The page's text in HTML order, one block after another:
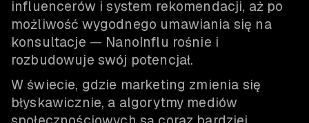
influencerów i system rekomendacji, aż po
możliwość wygodnego umawiania się na
konsultacje — NanoInflu rośnie i
rozbudowuje swój potencjał.
W świecie, gdzie marketing zmienia się
błyskawicznie, a algorytmy mediów